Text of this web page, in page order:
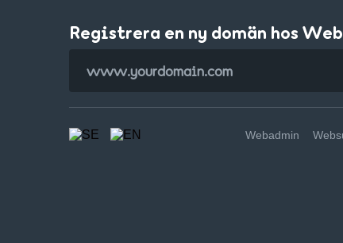
Registrera en ny domän hos
Webadmin